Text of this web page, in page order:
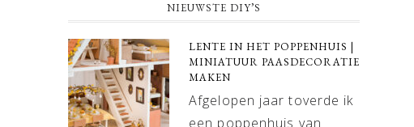
NIEUWSTE DIY’S
LENTE IN HET POPPENHUIS |
MINIATUUR PAASDECORATIE
MAKEN
Afgelopen jaar toverde ik
een poppenhuis van